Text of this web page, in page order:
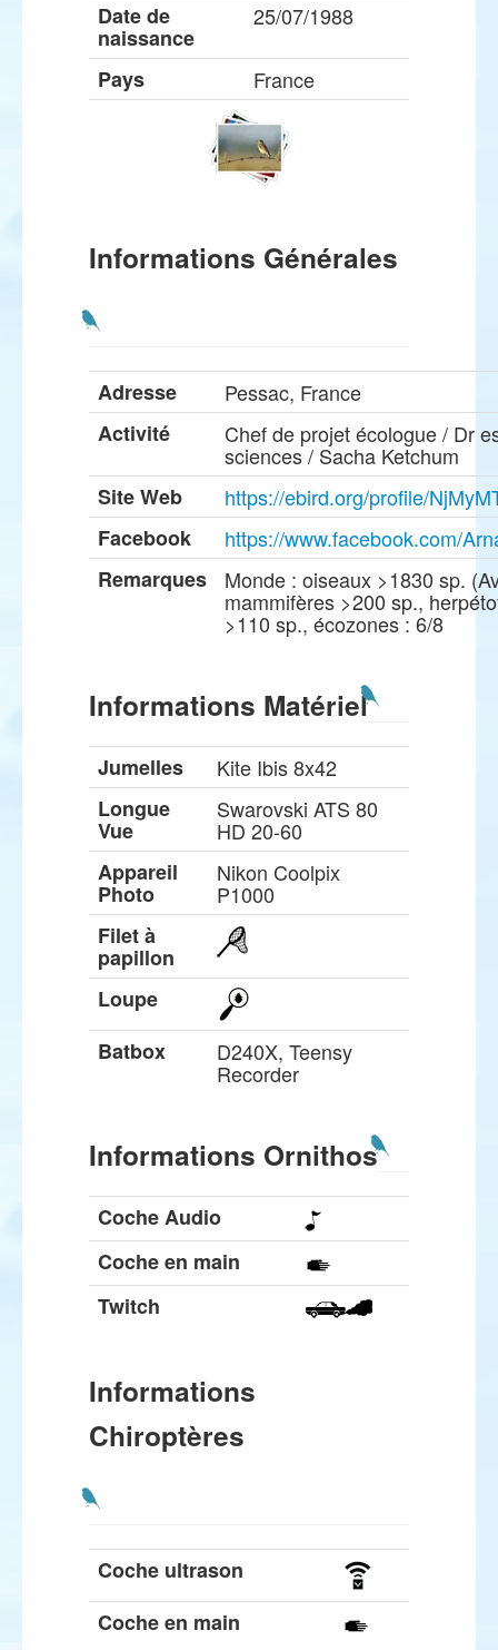
Date de
naissance
25/07/1988
Pays France
Informations Générales
Adresse
Pessac, France
Activité
Chef de projet écologue / Dr
sciences / Sacha Ketchum
Site Web
https://ebird.org/profile/
Facebook
https://www.facebook.com/
Remarques
Monde : oiseaux >1830 sp.
mammifères >200 sp.,
>110 sp., écozones : 6/8
Informations Matériel
Jumelles
Kite Ibis 8x42
Longue
Vue
Swarovski ATS 80
HD 20-60
Appareil
Photo
Nikon Coolpix
P1000
Filet à
papillon
Loupe
Batbox
D240X, Teensy
Recorder
Informations Ornithos
Coche Audio
Coche en main
Twitch
Informations
Chiroptères
Coche ultrason
Coche en main